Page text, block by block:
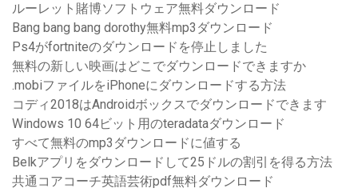
ルーレット賭博ソフトウェア無料ダウンロード
Bang bang bang dorothy無料mp3ダウンロード
Ps4がfortniteのダウンロードを停止しました
無料の新しい映画はどこでダウンロードできますか
.mobiファイルをiPhoneにダウンロードする方法
コディ2018はAndroidボックスでダウンロードできます
Windows 10 64ビット用のteradataダウンロード
すべて無料のmp3ダウンロードに値する
Belkアプリをダウンロードして25ドルの割引を得る方法
共通コアコーチ英語芸術pdf無料ダウンロード